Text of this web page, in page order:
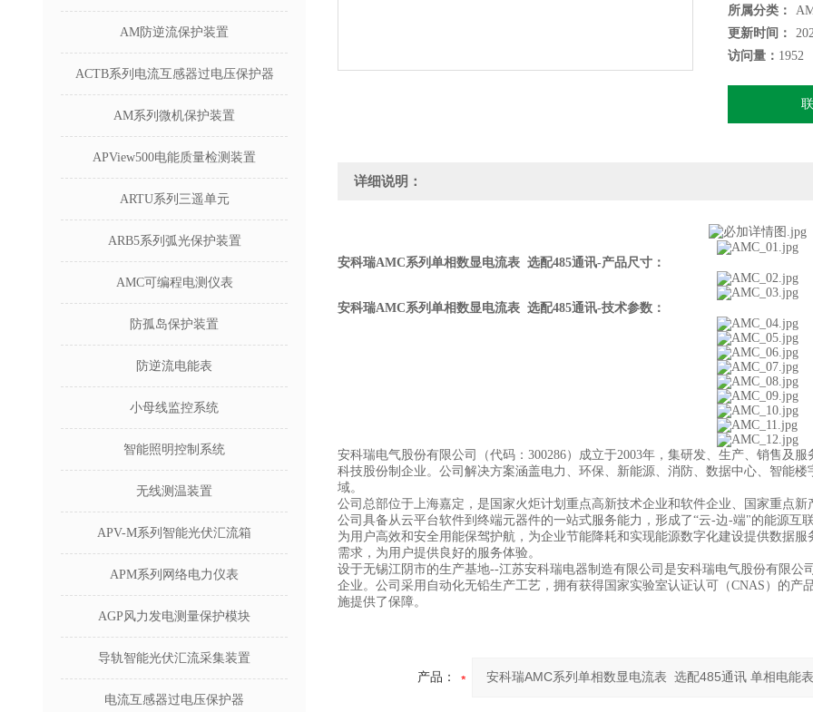
AM防逆流保护装置
ACTB系列电流互感器过电压保护器
AM系列微机保护装置
APView500电能质量检测装置
ARTU系列三遥单元
ARB5系列弧光保护装置
AMC可编程电测仪表
防孤岛保护装置
防逆流电能表
小母线监控系统
智能照明控制系统
无线测温装置
APV-M系列智能光伏汇流箱
APM系列网络电力仪表
AGP风力发电测量保护模块
导轨智能光伏汇流采集装置
电流互感器过电压保护器
所属分类：
更新时间：
访问量： 1952
详细说明：
安科瑞AMC系列单相数显电流表 选配485通讯-产品尺寸：
安科瑞AMC系列单相数显电流表 选配485通讯-技术参数：
安科瑞电气股份有限公司（代码：300286）成立于2003年，集研发、生产、销售及
科技股份制企业。公司解决方案涵盖电力、环保、新能源、消防、数据中心、智能
域。
公司总部位于上海嘉定，是国家火炬计划重点高新技术企业和软件企业、国家重点
公司具备从云平台软件到终端元器件的一站式服务能力，形成了“云-边-端"的能源互
为用户高效和安全用能保驾护航，为企业节能降耗和实现能源数字化建设提供数据
需求，为用户提供良好的服务体验。
设于无锡江阴市的生产基地--江苏安科瑞电器制造有限公司是安科瑞电气股份有限
企业。公司采用自动化无铅生产工艺，拥有获得国家实验室认证认可（CNAS）的
施提供了保障。
产品：